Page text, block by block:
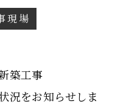
現場
築工事
況をお知らせしま